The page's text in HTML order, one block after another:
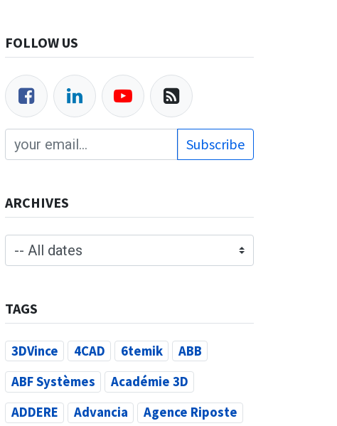
FOLLOW US
Subscribe
ARCHIVES
TAGS
3DVince 4CAD 6temik
ABB
ABF Systèmes
Académie 3D
ADDERE
Advancia Agence Riposte